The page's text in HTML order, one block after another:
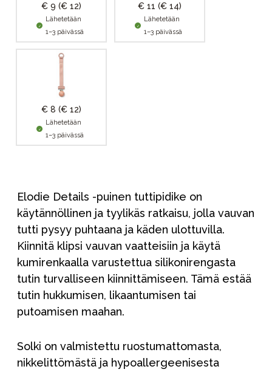
€ 9 (€ 12)
Lähetetään
1–3 päivässä
€ 11 (€ 14)
Lähetetään
1–3 päivässä
€ 8 (€ 12)
Lähetetään
1–3 päivässä
Elodie Details -puinen tuttipidike on
käytännöllinen ja tyylikäs ratkaisu, jolla vauvan
tutti pysyy puhtaana ja käden ulottuvilla.
Kiinnitä klipsi vauvan vaatteisiin ja käytä
kumirenkaalla varustettua silikonirengasta
tutin turvalliseen kiinnittämiseen. Tämä estää
tutin hukkumisen, likaantumisen tai
putoamisen maahan.
Solki on valmistettu ruostumattomasta,
nikkelittömästä ja hypoallergeenisesta